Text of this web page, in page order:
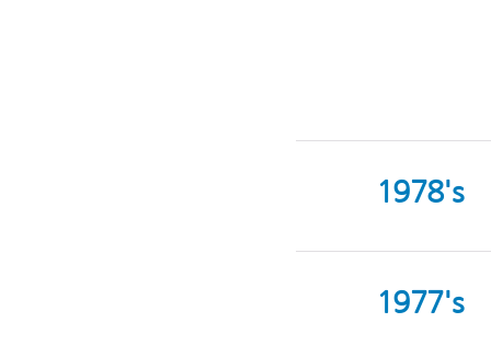
1978's
1977's